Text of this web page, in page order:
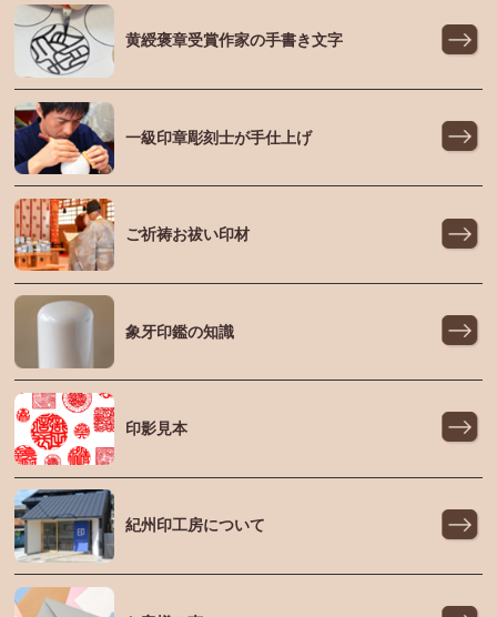
黄綬褒章受賞作家の手書き文字
一級印章彫刻士が手仕上げ
ご祈祷お祓い印材
象牙印鑑の知識
印影見本
紀州印工房について